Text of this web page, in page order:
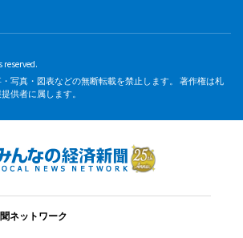
reserved.
写真・図表などの無断転載を禁止します。 著作権は札
供者に属します。
ネットワーク